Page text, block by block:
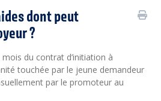
dont peut
?
du contrat d’initiation à
touchée par le jeune demandeur
par le promoteur au